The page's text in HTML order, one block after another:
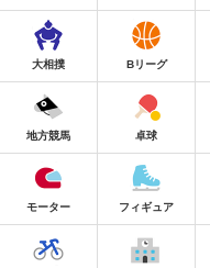
大相撲 Bリーグ
地方競馬 卓球
モーター フィギュア